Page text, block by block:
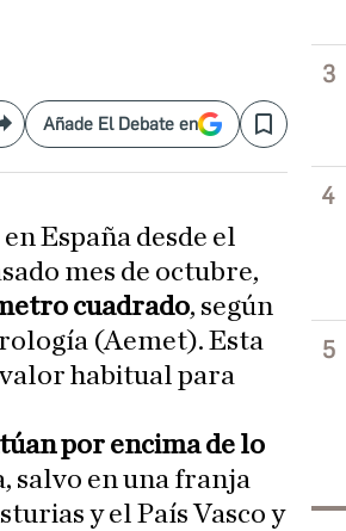
CompartirAñade El Debate en Save
España desde el
mes de octubre,
cuadrado, según
(Aemet). Esta
valor habitual para
por encima de lo
salvo en una franja
y el País Vasco y